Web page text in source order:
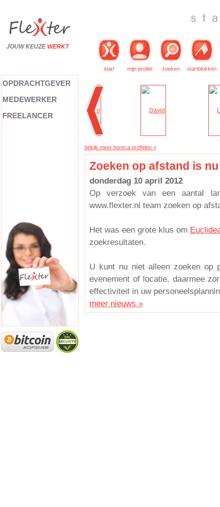
JOUW KEUZE WERKT
start mijn profiel zoeken startblokken
OPDRACHTGEVER
MEDEWERKER
FREELANCER
bekijk meer horeca profielen »
Zoeken op afstand is
donderdag 10 april 2012
Op verzoek van een aantal
www.flexter.nl team zoeken op
Het was een grote klus om
zoekresultaten.
U kunt nu niet alleen zoeken op
evenement of locatie, daarmee
effectiviteit in uw
meer nieuws »